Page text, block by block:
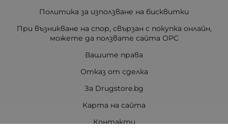
Политика за използване на бисквитки
При възникване на спор, свързан с покупка онлайн,
можете да ползвате сайта ОРС
Вашите права
Отказ от сделка
За Drugstore.bg
Карта на сайта
Контакти